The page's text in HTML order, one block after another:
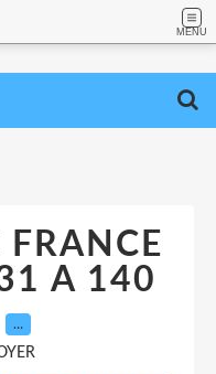
MENU
FRANCE
A 140
…